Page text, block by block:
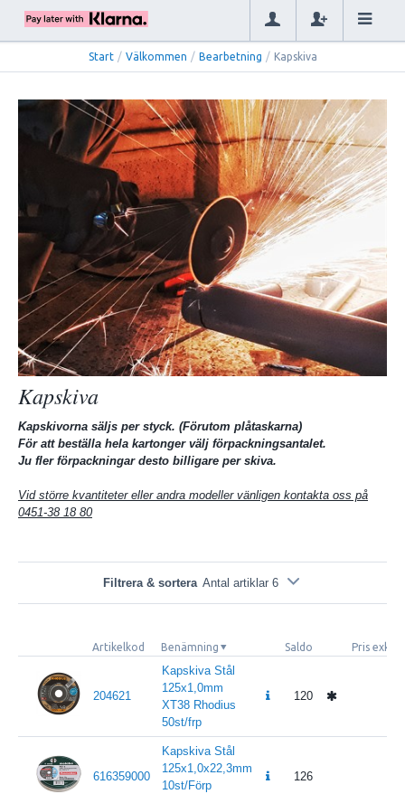
Start / Välkommen / Bearbetning / Kapskiva
Kapskiva
Kapskivorna säljs per styck. (Förutom plåtaskarna)
För att beställa hela kartonger välj förpackningsantalet.
Ju fler förpackningar desto billigare per skiva.
Vid större kvantiteter eller andra modeller vänligen kontakta oss på
0451-38 18 80
Filtrera & sortera Antal artiklar 6
Artikelkod Benämning Saldo Pris
204621
Kapskiva Stål
125x1,0mm
XT38 Rhodius
50st/frp
120
616359000
Kapskiva Stål
125x1,0x22,3mm
10st/Förp
126